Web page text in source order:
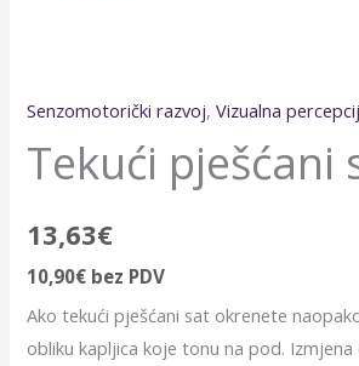
Senzomotorički razvoj,Vizualna
Tekući pješćani
13,63€
10,90€ bez PDV
Ako tekući pješćani sat okrenete
obliku kapljica koje tonu na pod.